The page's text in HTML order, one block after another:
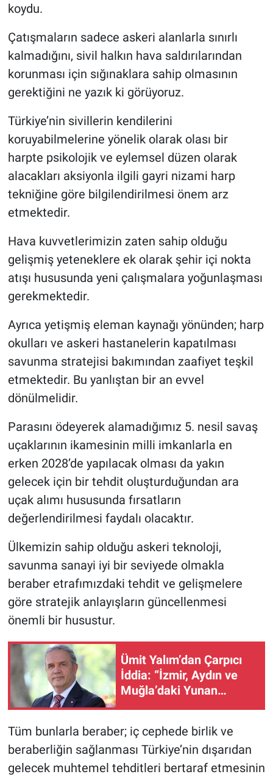
koydu.
Çatışmaların sadece askeri alanlarla sınırlı
kalmadığını, sivil halkın hava saldırılarından
korunması için sığınaklara sahip olmasının
gerektiğini ne yazık ki görüyoruz.
Türkiye’nin sivillerin kendilerini
koruyabilmelerine yönelik olarak olası bir
harpte psikolojik ve eylemsel düzen olarak
alacakları aksiyonla ilgili gayri nizami harp
tekniğine göre bilgilendirilmesi önem arz
etmektedir.
Hava kuvvetlerimizin zaten sahip olduğu
gelişmiş yeteneklere ek olarak şehir içi nokta
atışı hususunda yeni çalışmalara yoğunlaşması
gerekmektedir.
Ayrıca yetişmiş eleman kaynağı yönünden; harp
okulları ve askeri hastanelerin kapatılması
savunma stratejisi bakımından zaafiyet teşkil
etmektedir. Bu yanlıştan bir an evvel
dönülmelidir.
Parasını ödeyerek alamadığımız 5. nesil savaş
uçaklarının ikamesinin milli imkanlarla en
erken 2028’de yapılacak olması da yakın
gelecek için bir tehdit oluşturduğundan ara
uçak alımı hususunda fırsatların
değerlendirilmesi faydalı olacaktır.
Ülkemizin sahip olduğu askeri teknoloji,
savunma sanayi iyi bir seviyede olmakla
beraber etrafımızdaki tehdit ve gelişmelere
göre stratejik anlayışların güncellenmesi
önemli bir husustur.
Ümit Yalım’dan Çarpıcı
İddia: “İzmir, Aydın ve
Muğla’daki Yunan
Tüm bunlarla beraber; iç cephede birlik ve
beraberliğin sağlanması Türkiye’nin dışarıdan
gelecek muhtemel tehditleri bertaraf etmesinin